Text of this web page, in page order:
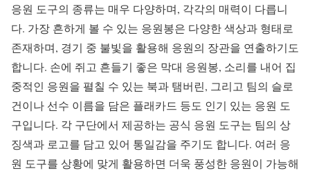
응원 도구의 종류는 매우 다양하며, 각각의 매력이 다릅니
다. 가장 흔하게 볼 수 있는 응원봉은 다양한 색상과 형태로
존재하며, 경기 중 불빛을 활용해 응원의 장관을 연출하기도
합니다. 손에 쥐고 흔들기 좋은 막대 응원봉, 소리를 내어 집
중적인 응원을 펼칠 수 있는 북과 탬버린, 그리고 팀의 슬로
건이나 선수 이름을 담은 플래카드 등도 인기 있는 응원 도
구입니다. 각 구단에서 제공하는 공식 응원 도구는 팀의 상
징색과 로고를 담고 있어 통일감을 주기도 합니다. 여러 응
원 도구를 상황에 맞게 활용하면 더욱 풍성한 응원이 가능해